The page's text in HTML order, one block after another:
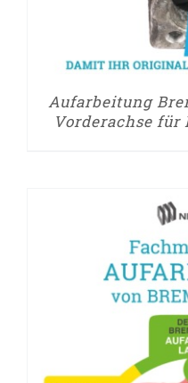
Aufarbeitung
Vorderachse für